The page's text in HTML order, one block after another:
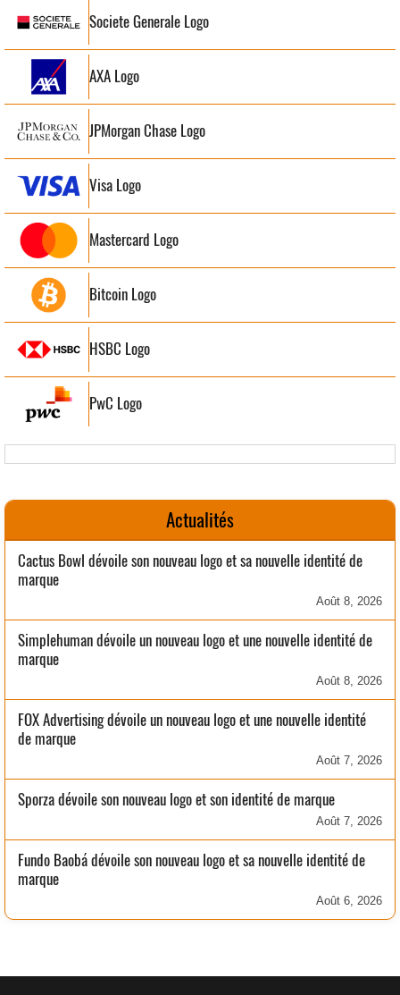
Societe Generale Logo
AXA Logo
JPMorgan Chase Logo
Visa Logo
Mastercard Logo
Bitcoin Logo
HSBC Logo
PwC Logo
Actualités
Cactus Bowl dévoile son nouveau logo et sa nouvelle identité de
marque
Août 8, 2026
Simplehuman dévoile un nouveau logo et une nouvelle identité de
marque
Août 8, 2026
FOX Advertising dévoile un nouveau logo et une nouvelle identité
de marque
Août 7, 2026
Sporza dévoile son nouveau logo et son identité de marque
Août 7, 2026
Fundo Baobá dévoile son nouveau logo et sa nouvelle identité de
marque
Août 6, 2026